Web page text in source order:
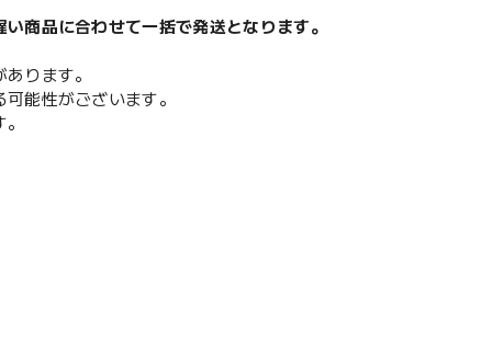
商品に合わせて一括で発送となります。
ります。
能性がございます。